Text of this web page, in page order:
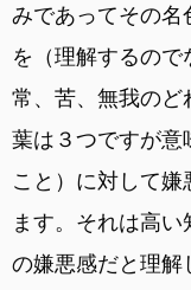
みであってその名
を（理解するの
常、苦、無我のど
葉は３つですが意
こと）に対して
ます。それは高
の嫌悪感だと理解